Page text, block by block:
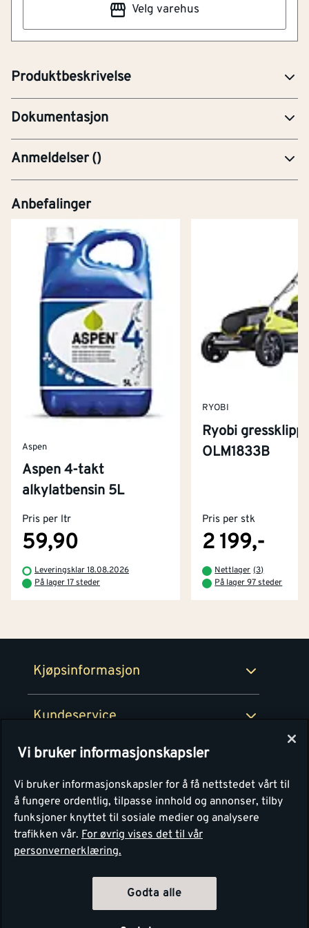
Velg varehus
Produktbeskrivelse
H413 - Kan forårsake skadelige
langtidsvirkninger for liv i vann.
Dokumentasjon
SDS-NO-Aspen 2.pdf
Anmeldelser()
Anbefalinger
Aspen
Aspen 4-takt
alkylatbensin 5L
Pris per ltr
59,90
Leveringsklar 18.08.2026
På lager 17 steder
RYOBI
Ryobi
OLM1833B
Pris per stk
2 199,-
Nettlager (3)
På lager 97 steder
Kjøpsinformasjon
Kjøpsbetingelser
Retur- og angrerettsskjema
Kundeservice
Kontakt oss
Tjenester
Montér Klubb
Montér
Om Montér
Byggevarehus og åpningstider
Prismatch
Personvern
Vi bruker informasjonskapsler
Vi bruker informasjonskapsler for å få nettstedet vårt til
å fungere ordentlig, tilpasse innhold og annonser, tilby
funksjoner knyttet til sosiale medier og analysere
trafikken vår. For øvrig vises det til vår
personvernerklæring.
Godta alle